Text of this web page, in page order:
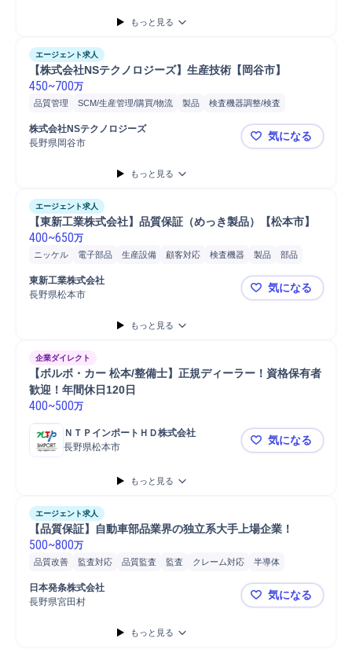
もっと見る
エージェント求人
【株式会社NSテクノロジーズ】生産技術【岡谷市】
450~700万
品質管理 SCM/生産管理/購買/物流 製品
検査機器調整/検査
課長/参事官
課長
外注管理
株式会社NSテクノロジーズ
長野県岡谷市
【株式会社
気になる
もっと見る
エージェント求人
【東新工業株式会社】品質保証（めっき製品）【松本市】
400~650万
ニッケル 電子部品 生産設備 顧客対応 検査機器 製品
部品
工場
開発 報告書作成
検査機器調整/検査
東新工業株式会社
長野県松本市
【東新工業
気になる
もっと見る
企業ダイレクト
【ボルボ・カー 松本/整備士】正規ディーラー！資格保有者
歓迎！年間休日120日
400~500万
ＮＴＰインポートＨＤ株式会社
長野県松本市
【ボルボ・
気になる
もっと見る
エージェント求人
【品質保証】自動車部品業界の独立系大手上場企業！
500~800万
品質改善 監査対応 品質監査 監査 クレーム対応
半導体
品質管理
品質保証
製品品質管理
日本発条株式会社
長野県宮田村
【品質保証
気になる
もっと見る